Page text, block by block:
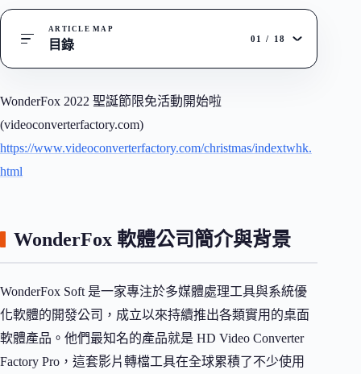
ARTICLE MAP
目錄 01 / 18
WonderFox 2022 聖誕節限免活動開始啦
(videoconverterfactory.com)
https://www.videoconverterfactory.com/christmas/indextwhk.
html
WonderFox 軟體公司簡介與背景
WonderFox Soft 是一家專注於多媒體處理工具與系統優
化軟體的開發公司，成立以來持續推出各類實用的桌面
軟體產品。他們最知名的產品就是 HD Video Converter
Factory Pro，這套影片轉檔工具在全球累積了不少使用